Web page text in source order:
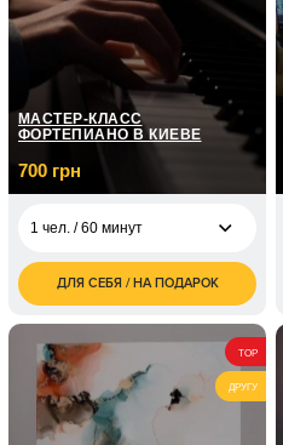
МАСТЕР-КЛАСС
ФОРТЕПИАНО В КИЕВЕ
700 грн
1 чел. / 60 минут
грн
1 чел. / Курс
фортепиано / 8
занятий по 1 часу
5 050
грн
1 чел. / Курс
фортепиано / 12
ДЛЯ СЕБЯ / НА ПОДАРОК
TOP
ДРУГУ